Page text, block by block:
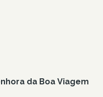
da Boa Viagem